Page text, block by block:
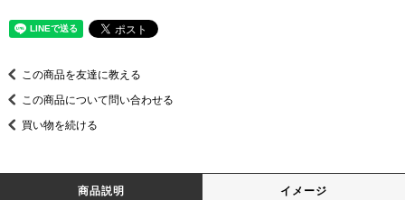
この商品を友達に教える
この商品について問い合わせる
買い物を続ける
商品説明 イメージ